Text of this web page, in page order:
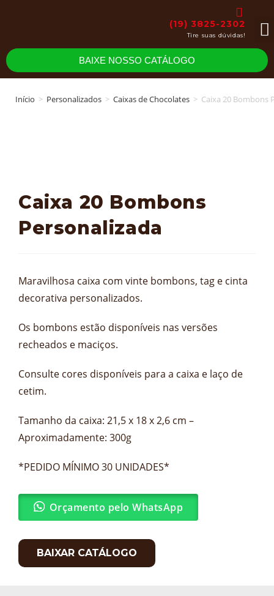
(19) 3825-2302
Tire suas dúvidas!
BAIXE NOSSO CATÁLOGO
Início > Personalizados > Caixas de Chocolates > Caixa 20 Bombons
Caixa 20 Bombons
Personalizada
Maravilhosa caixa com vinte bombons, tag e cinta
decorativa personalizados.
Os bombons estão disponíveis nas versões
recheados e maciços.
Consulte cores disponíveis para a caixa e laço de
cetim.
Tamanho da caixa: 21,5 x 18 x 2,6 cm –
Aproximadamente: 300g
*PEDIDO MÍNIMO 30 UNIDADES*
Orçamento pelo WhatsApp
BAIXAR CATÁLOGO